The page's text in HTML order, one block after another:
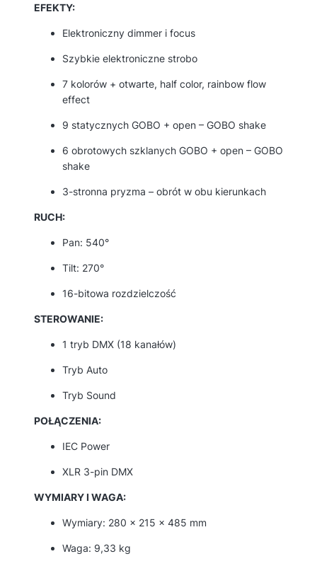
EFEKTY:
Elektroniczny dimmer i focus
Szybkie elektroniczne strobo
7 kolorów + otwarte, half color, rainbow flow
effect
9 statycznych GOBO + open – GOBO shake
6 obrotowych szklanych GOBO + open – GOBO
shake
3-stronna pryzma – obrót w obu kierunkach
RUCH:
Pan: 540°
Tilt: 270°
16-bitowa rozdzielczość
STEROWANIE:
1 tryb DMX (18 kanałów)
Tryb Auto
Tryb Sound
POŁĄCZENIA:
IEC Power
XLR 3-pin DMX
WYMIARY I WAGA:
Wymiary: 280 x 215 x 485 mm
Waga: 9,33 kg